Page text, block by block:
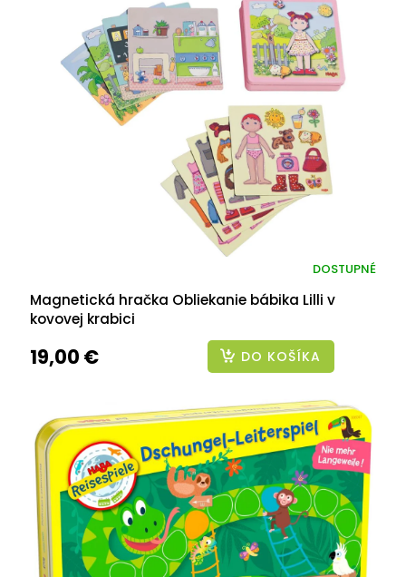
Magnetická hračka Obliekanie bábika Lilli v
kovovej krabici
DOSTUPNÉ
19,00 € DO KOŠÍKA